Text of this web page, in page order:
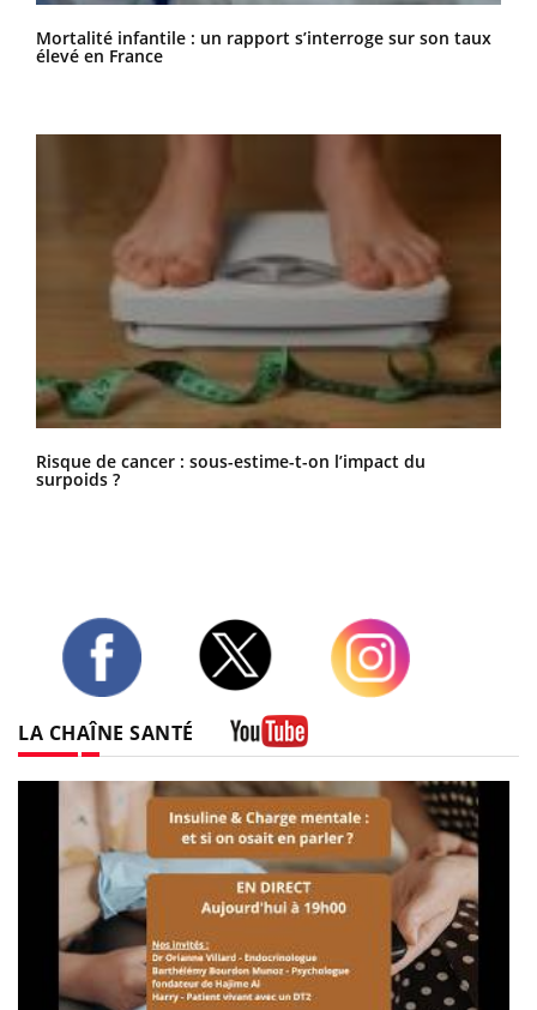
Mortalité infantile : un rapport s’interroge sur son taux
élevé en France
Risque de cancer : sous-estime-t-on l’impact du
surpoids ?
LA CHAÎNE SANTÉ